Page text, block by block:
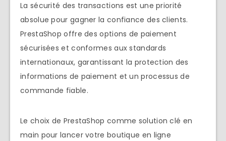
La sécurité des transactions est une priorité
absolue pour gagner la confiance des clients.
PrestaShop offre des options de paiement
sécurisées et conformes aux standards
internationaux, garantissant la protection des
informations de paiement et un processus de
commande fiable.
Le choix de PrestaShop comme solution clé en
main pour lancer votre boutique en ligne